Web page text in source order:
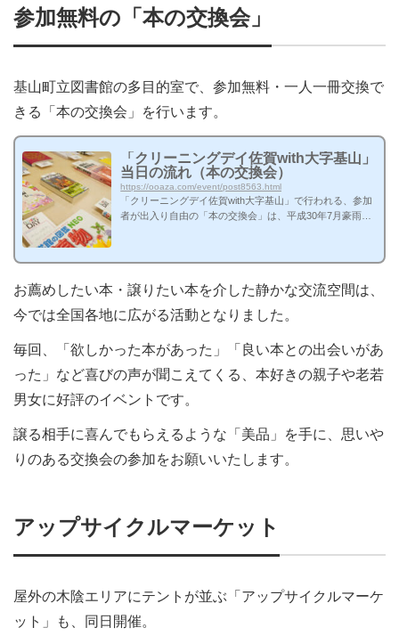
参加無料の「本の交換会」
基山町立図書館の多目的室で、参加無料・一人一冊交換で
きる「本の交換会」を行います。
「クリーニングデイ佐賀with大字基山」
当日の流れ（本の交換会）
https://ooaza.com/event/post8563.html
「クリーニングデイ佐賀with大字基山」で行われる、参加
者が出入り自由の「本の交換会」は、平成30年7月豪雨被
み「人に譲りたい本・交換したい本」を会場に持ち込む、
イメージ写真を使ってご紹介します。当日の流れ事前の参
加申し込みは不要です。イベント開催中、お好きな時間帯
に、人に譲りたい・交換したい本を1人1冊持って開場入り
お薦めしたい本・譲りたい本を介した静かな交流空間は、
今では全国各地に広がる活動となりました。
毎回、「欲しかった本があった」「良い本との出会いがあ
った」など喜びの声が聞こえてくる、本好きの親子や老若
男女に好評のイベントです。
譲る相手に喜んでもらえるような「美品」を手に、思いや
りのある交換会の参加をお願いいたします。
アップサイクルマーケット
屋外の木陰エリアにテントが並ぶ「アップサイクルマーケ
ット」も、同日開催。